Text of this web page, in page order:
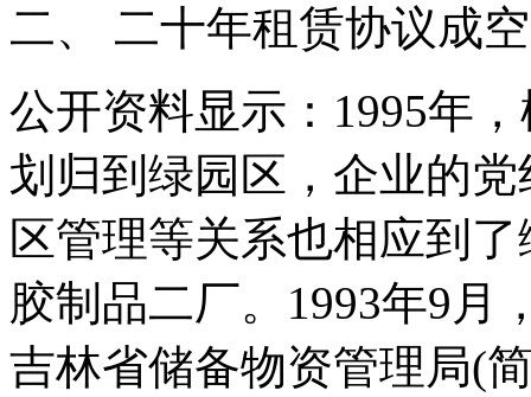
二、 二十年租赁协议成
公开资料显示：1995年
划归到绿园区，企业的
区管理等关系也相应到
胶制品二厂。1993年9月
吉林省储备物资管理局(